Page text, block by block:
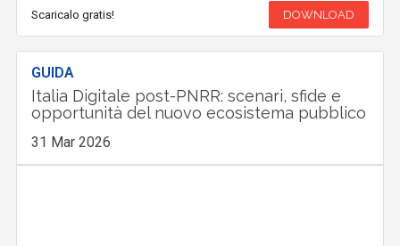
Scaricalo gratis! DOWNLOAD
GUIDA
Italia Digitale post-PNRR: scenari, sfide e
opportunità del nuovo ecosistema pubblico
31 Mar 2026